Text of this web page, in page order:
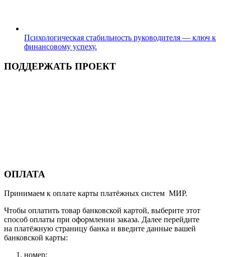
Психологическая стабильность руководителя — ключ к
финансовому успеху.
ПОДДЕРЖАТЬ ПРОЕКТ
ОПЛАТА
Принимаем к оплате карты платёжных систем МИР.
Чтобы оплатить товар банковской картой, выберите этот
способ оплаты при оформлении заказа. Далее перейдите
на платёжную страницу банка и введите данные вашей
банковской карты:
номер;